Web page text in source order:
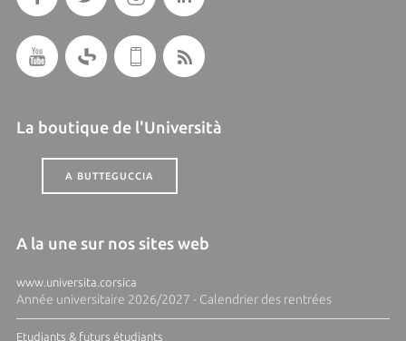
La boutique de l'Università
A BUTTEGUCCIA
A la une sur nos sites web
www.universita.corsica
Année universitaire 2026/2027 - Calendrier des rentrées
Etudiants & futurs étudiants